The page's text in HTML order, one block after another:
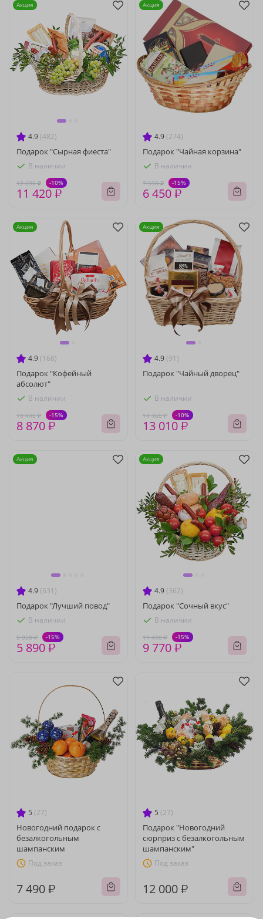
4.9 (482)
Подарок "Сырная фиеста"
В наличии
12 690 ₽ -10%
11 420 ₽
Акция
4.9 (274)
Подарок "Чайная корзина"
В наличии
7 590 ₽ -15%
6 450 ₽
Акция
4.9 (168)
Подарок "Кофейный
абсолют"
В наличии
10 440 ₽ -15%
8 870 ₽
Акция
4.9 (91)
Подарок "Чайный дворец"
В наличии
14 460 ₽ -10%
13 010 ₽
Акция
4.9 (631)
Подарок "Лучший повод"
В наличии
6 930 ₽ -15%
5 890 ₽
Акция
4.9 (362)
Подарок "Сочный вкус"
В наличии
11 490 ₽ -15%
9 770 ₽
Акция
5 (27)
Новогодний подарок с
безалкогольным
шампанским
Под заказ
7 490 ₽
5 (27)
Подарок "Новогодний
сюрприз с безалкогольным
шампанским"
Под заказ
12 000 ₽